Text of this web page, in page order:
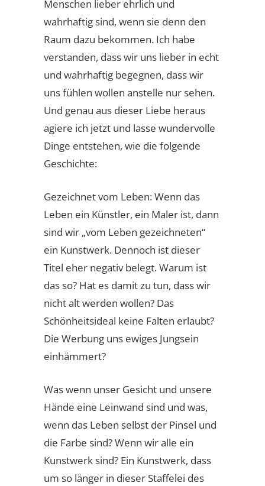
Menschen lieber ehrlich und
wahrhaftig sind, wenn sie denn den
Raum dazu bekommen. Ich habe
verstanden, dass wir uns lieber in echt
und wahrhaftig begegnen, dass wir
uns fühlen wollen anstelle nur sehen.
Und genau aus dieser Liebe heraus
agiere ich jetzt und lasse wundervolle
Dinge entstehen, wie die folgende
Geschichte:
Gezeichnet vom Leben: Wenn das
Leben ein Künstler, ein Maler ist, dann
sind wir „vom Leben gezeichneten“
ein Kunstwerk. Dennoch ist dieser
Titel eher negativ belegt. Warum ist
das so? Hat es damit zu tun, dass wir
nicht alt werden wollen? Das
Schönheitsideal keine Falten erlaubt?
Die Werbung uns ewiges Jungsein
einhämmert?
Was wenn unser Gesicht und unsere
Hände eine Leinwand sind und was,
wenn das Leben selbst der Pinsel und
die Farbe sind? Wenn wir alle ein
Kunstwerk sind? Ein Kunstwerk, dass
um so länger in dieser Staffelei des